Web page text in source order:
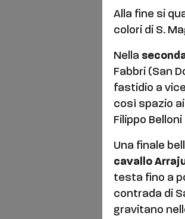
Alla fine si
colori di S.
Nella
Fabbri (San
fastidio a
così spazio
Filippo
Una finale
cavallo
testa fino a
contrada di
gravitano